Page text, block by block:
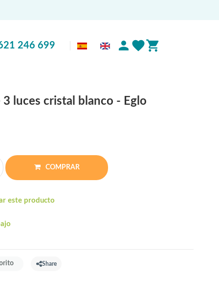
246 699
3 luces cristal blanco - Eglo
COMPRAR
este producto
Share